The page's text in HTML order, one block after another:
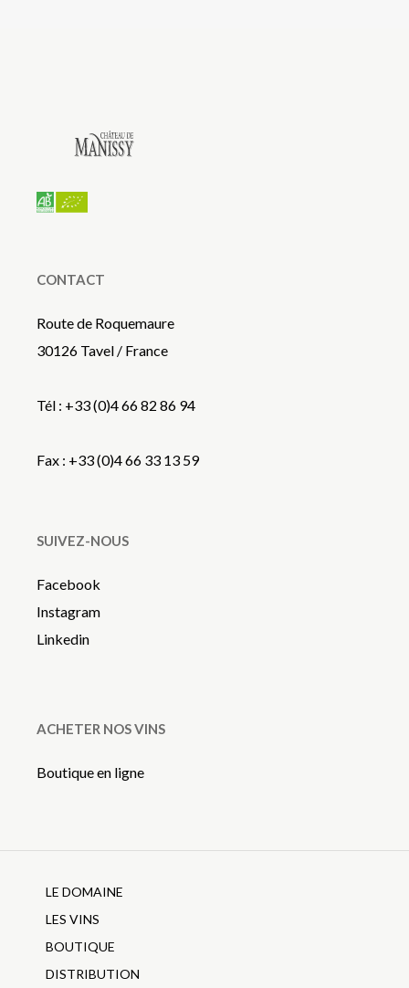
CONTACT
Route de Roquemaure
30126 Tavel / France
Tél : +33 (0)4 66 82 86 94
Fax : +33 (0)4 66 33 13 59
SUIVEZ-NOUS
Facebook
Instagram
Linkedin
ACHETER NOS VINS
Boutique en ligne
LE DOMAINE
LES VINS
BOUTIQUE
DISTRIBUTION